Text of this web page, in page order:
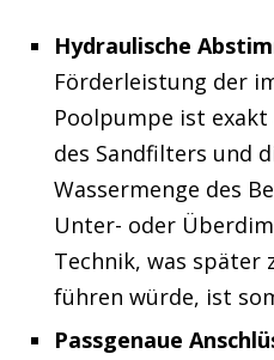
Hydraulische
Förderleistung der
Poolpumpe ist exakt
des Sandfilters und
Wassermenge des
Unter- oder
Technik, was später
führen würde, ist
Passgenaue